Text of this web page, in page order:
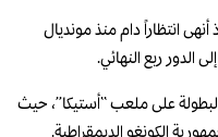
انتظاراً دام منذ مونديال
على ملعب “أستيكا”، حيث